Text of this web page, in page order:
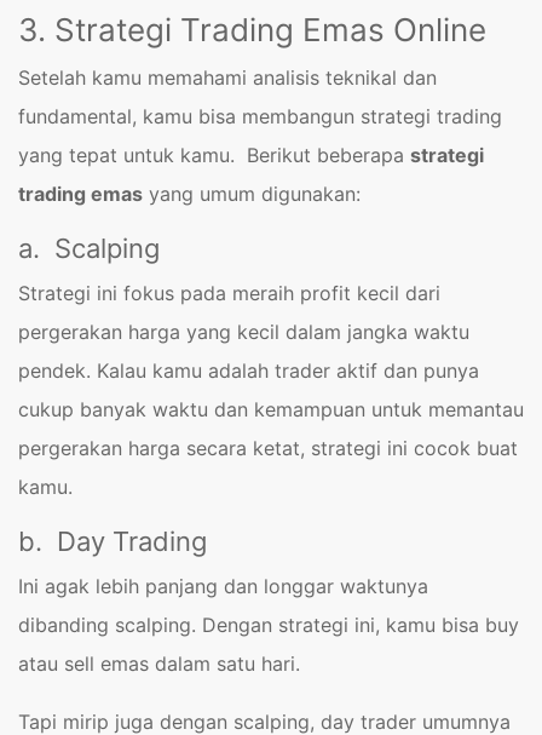
3. Strategi Trading Emas Online
Setelah kamu memahami analisis teknikal dan
fundamental, kamu bisa membangun strategi trading
yang tepat untuk kamu. Berikut beberapa strategi
trading emas yang umum digunakan:
a. Scalping
Strategi ini fokus pada meraih profit kecil dari
pergerakan harga yang kecil dalam jangka waktu
pendek. Kalau kamu adalah trader aktif dan punya
cukup banyak waktu dan kemampuan untuk memantau
pergerakan harga secara ketat, strategi ini cocok buat
kamu.
b. Day Trading
Ini agak lebih panjang dan longgar waktunya
dibanding scalping. Dengan strategi ini, kamu bisa buy
atau sell emas dalam satu hari.
Tapi mirip juga dengan scalping, day trader umumnya